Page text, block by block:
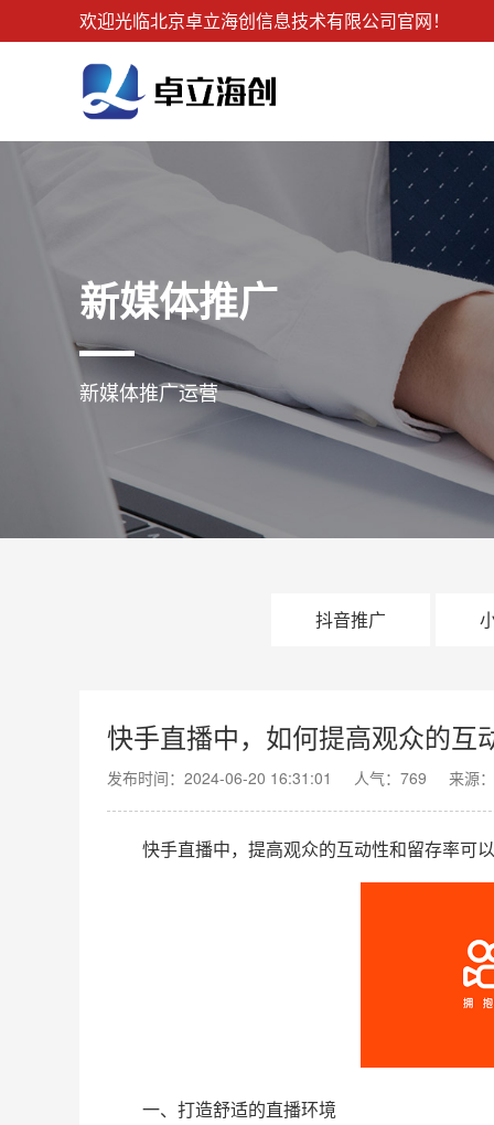
欢迎光临北京卓立海创信息技术有限公司官网！
新媒体推广
新媒体推广运营
抖音推广
快手直播中，如何提高观众的互
发布时间：2024-06-20 16:31:01 人气：769 来源
快手直播中，提高观众的互动性和留存率可
一、打造舒适的直播环境